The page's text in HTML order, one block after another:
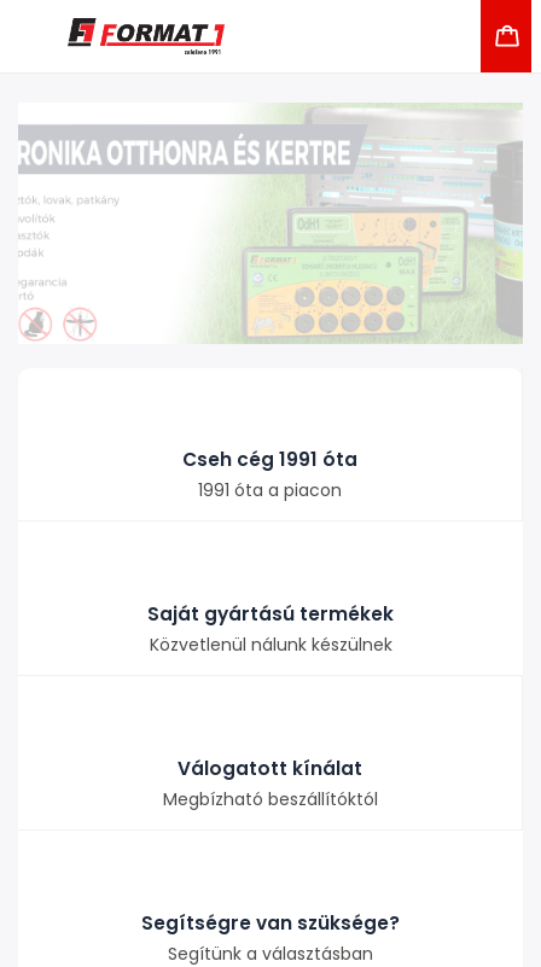
Cseh cég 1991 óta
1991 óta a piacon
Saját gyártású termékek
Közvetlenül nálunk készülnek
Válogatott kínálat
Megbízható beszállítóktól
Segítségre van szüksége?
Segítünk a választásban